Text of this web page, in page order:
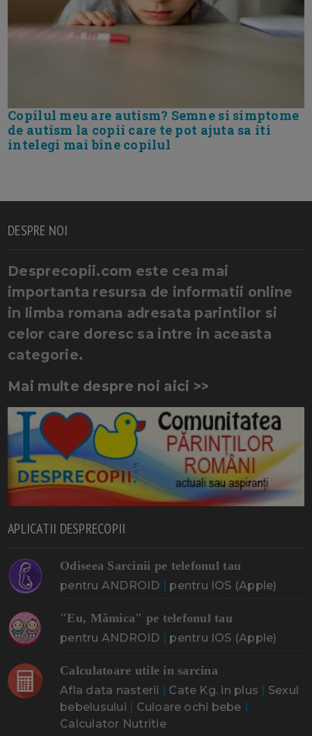
Copilul meu are autism? Semne si simptome
de autism la copii care te pot ajuta sa iti
intelegi mai bine copilul
DESPRE NOI
Desprecopii.com este cea mai
importanta resursa de informatii online
in limba romana adresata parintilor si
celor care doresc sa intre in aceasta
categorie.
Mai multe despre noi aici >>
APLICATII DESPRECOPII
Odiseea Sarcinii pe telefonul tau
pentru ANDROID | pentru IOS (Apple)
"Eu, Mămica" pe telefonul tau
pentru ANDROID | pentru IOS (Apple)
Calculatoare utile in sarcina
Afla data nasterii | Cate Kg. in plus | Sexul
bebelusului | Culoare ochi bebe |
Calculator Nutritie